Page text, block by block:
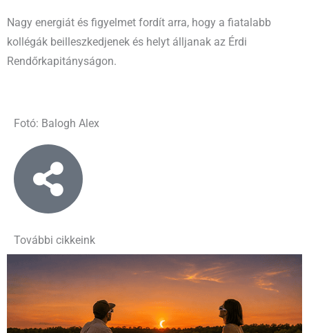
Nagy energiát és figyelmet fordít arra, hogy a fiatalabb
kollégák beilleszkedjenek és helyt álljanak az Érdi
Rendőrkapitányságon.
Fotó: Balogh Alex
További cikkeink